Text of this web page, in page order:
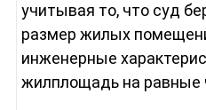
учитывая то, что суд
размер жилых
инженерные
жилплощадь на равные